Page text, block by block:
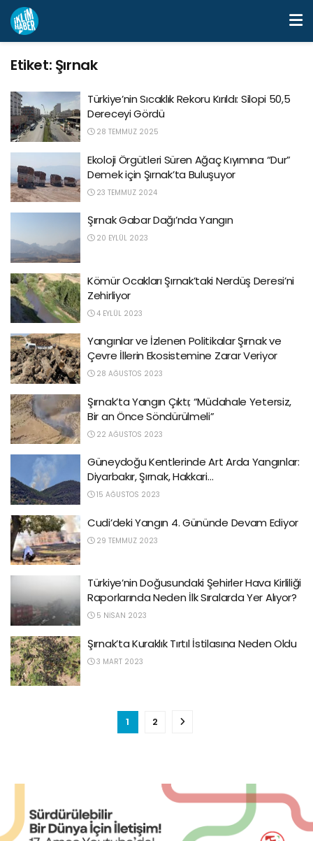
Etiket: Şırnak
Türkiye’nin Sıcaklık Rekoru Kırıldı: Silopi 50,5
Dereceyi Gördü
28 TEMMUZ 2025
Ekoloji Örgütleri Süren Ağaç Kıyımına “Dur”
Demek için Şırnak’ta Buluşuyor
23 TEMMUZ 2024
Şırnak Gabar Dağı’nda Yangın
20 EYLÜL 2023
Kömür Ocakları Şırnak’taki Nerdüş Deresi’ni
Zehirliyor
4 EYLÜL 2023
Yangınlar ve İzlenen Politikalar Şırnak ve
Çevre İllerin Ekosistemine Zarar Veriyor
28 AĞUSTOS 2023
Şırnak’ta Yangın Çıktı; “Müdahale Yetersiz,
Bir an Önce Söndürülmeli”
22 AĞUSTOS 2023
Güneydoğu Kentlerinde Art Arda Yangınlar:
Diyarbakır, Şırnak, Hakkari…
15 AĞUSTOS 2023
Cudi’deki Yangın 4. Gününde Devam Ediyor
29 TEMMUZ 2023
Türkiye’nin Doğusundaki Şehirler Hava Kirliliği
Raporlarında Neden İlk Sıralarda Yer Alıyor?
5 NISAN 2023
Şırnak’ta Kuraklık Tırtıl İstilasına Neden Oldu
3 MART 2023
1 2